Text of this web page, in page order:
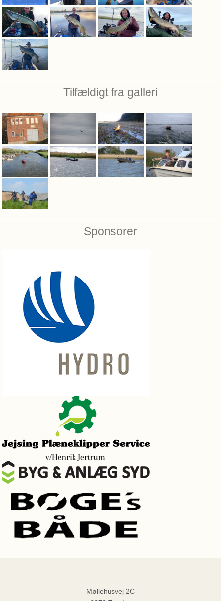
Tilfældigt fra galleri
Sponsorer
Møllehusvej 2C